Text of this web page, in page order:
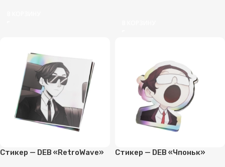
Стикер — DEB «RetroWave» Стикер — DEB «Чпоньк»